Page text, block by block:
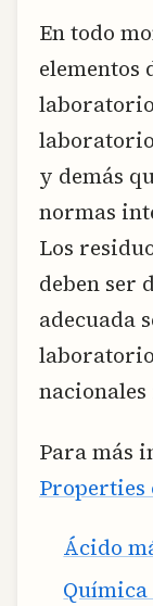
En todo
elementos
y demás
normas
Los
deben ser
adecuada
Para más
Properties
Ácido
Química